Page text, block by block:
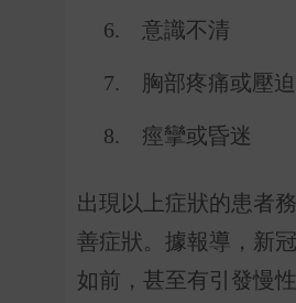
6. 意識不清
7. 胸部疼痛或壓
8. 痙攣或昏迷
出現以上症狀的患者
善症狀。據報導，新
如前，甚至有引發慢